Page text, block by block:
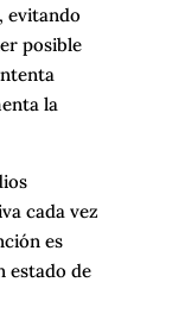
evitando
posible
la
cada vez
es
estado de